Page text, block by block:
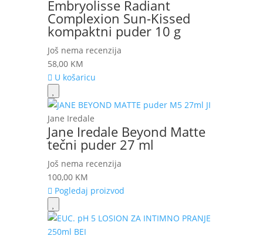
Embryolisse Radiant
Complexion Sun-Kissed
kompaktni puder 10 g
Još nema recenzija
58,00 KM
U košaricu
Jane Iredale
Jane Iredale Beyond Matte
tečni puder 27 ml
Još nema recenzija
100,00 KM
Pogledaj proizvod